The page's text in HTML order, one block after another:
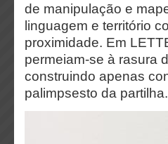
de manipulação e
linguagem e território
proximidade. Em
permeiam-se à rasura
construindo apenas
palimpsesto da